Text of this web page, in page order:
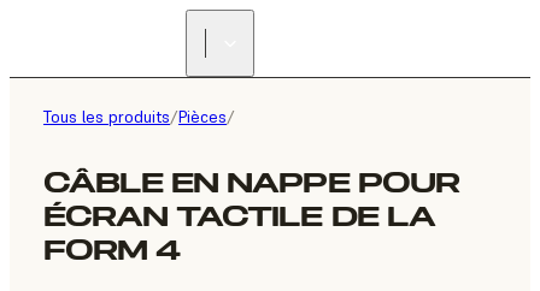
Tous les produits/Pièces/
CÂBLE EN NAPPE POUR
ÉCRAN TACTILE DE LA
FORM 4